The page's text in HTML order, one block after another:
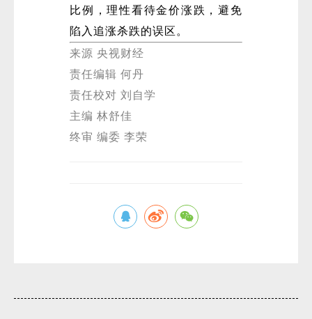
比例，理性看待金价涨跌，避免
陷入追涨杀跌的误区。
来源 央视财经
责任编辑 何丹
责任校对 刘自学
主编 林舒佳
终审 编委 李荣